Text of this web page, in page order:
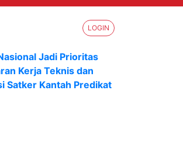
LOGIN
Jadi Prioritas
Kerja Teknis dan
Satker Kantah Predikat